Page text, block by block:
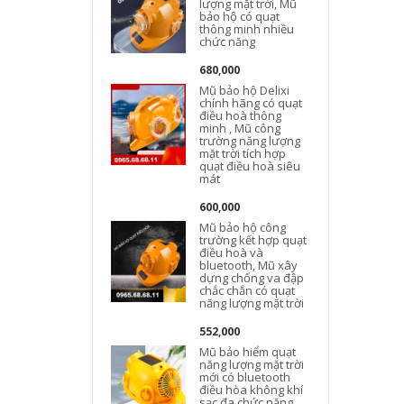
lượng mặt trời, Mũ
bảo hộ có quạt
thông minh nhiều
chức năng
680,000
Mũ bảo hộ Delixi
chính hãng có quạt
điều hoà thông
minh , Mũ công
trường năng lượng
mặt trời tích hợp
quạt điều hoà siêu
mát
600,000
Mũ bảo hộ công
trường kết hợp quạt
điều hoà và
bluetooth, Mũ xây
dựng chống va đập
chắc chắn có quạt
năng lượng mặt trời
552,000
Mũ bảo hiểm quạt
năng lượng mặt trời
mới có bluetooth
điều hòa không khí